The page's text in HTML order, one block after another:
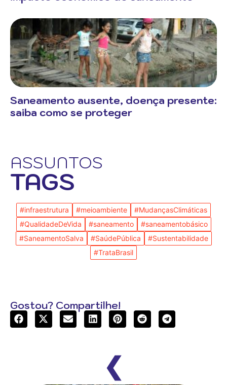
Saneamento ausente, doença presente:
saiba como se proteger
ASSUNTOS
TAGS
#infraestrutura #meioambiente
#MudançasClimáticas
#QualidadeDeVida
#saneamento
#saneamentobásico
#SaneamentoSalva
#SaúdePública
#Sustentabilidade
#TrataBrasil
Gostou? Compartilhe!
❮